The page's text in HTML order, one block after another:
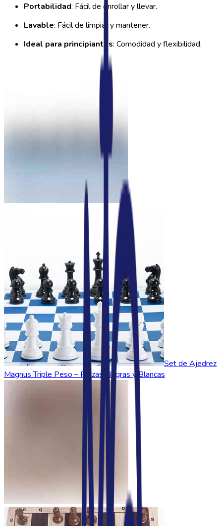
Portabilidad: Fácil de enrollar y llevar.
Lavable: Fácil de limpiar y mantener.
Ideal para principiantes: Comodidad y flexibilidad.
Set de Ajedrez
Magnus Triple Peso – Piezas Negras y Blancas